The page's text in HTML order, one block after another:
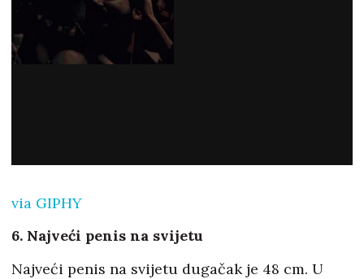
via GIPHY
6. Najveći penis na svijetu
Najveći penis na svijetu dugačak je 48 cm. U